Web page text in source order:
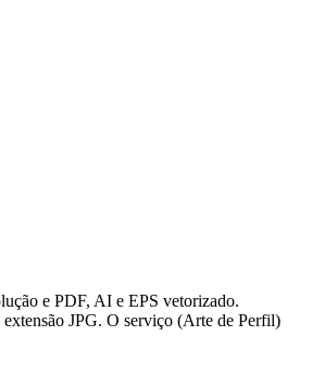
e PDF, AI e EPS vetorizado.
JPG. O serviço (Arte de Perfil)